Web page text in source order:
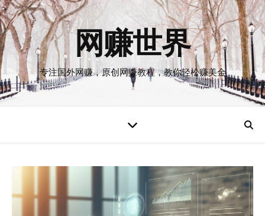
网赚世界
专注国外网赚，原创网赚教程，教你轻松赚美金